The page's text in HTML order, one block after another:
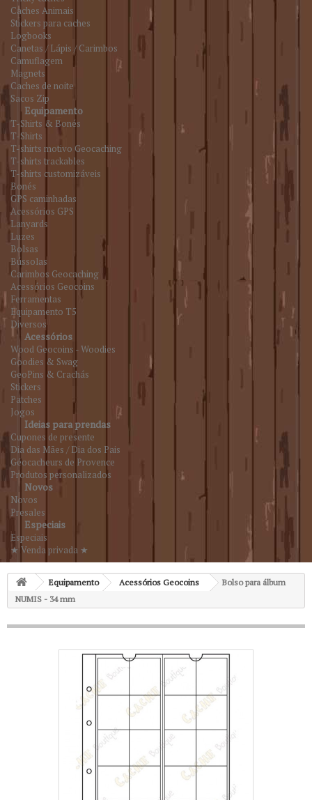
Caches Animais
Stickers para caches
Logbooks
Canetas / Lápis / Carimbos
Camuflagem
Magnets
Caches de noite
Sacos Zip
Equipamento
T-Shirts & Bonés
T-Shirts
T-shirts motivo Geocaching
T-shirts trackables
T-shirts customizáveis
Bonés
GPS caminhadas
Acessórios GPS
Lanyards
Luzes
Bolsas
Bússolas
Carimbos Geocaching
Acessórios Geocoins
Ferramentas
Equipamento T5
Diversos
Acessórios
Wood Geocoins - Woodies
Goodies & Swag
GeoPins & Crachás
Stickers
Patches
Jogos
Ideias para prendas
Cupones de presente
Dia das Mães / Dia dos Pais
Géocacheurs de Provence
Produtos personalizados
Novos
Novos
Presales
Especiais
Especiais
★ Venda privada ★
Equipamento Acessórios Geocoins
Bolso para álbum
NUMIS - 34 mm